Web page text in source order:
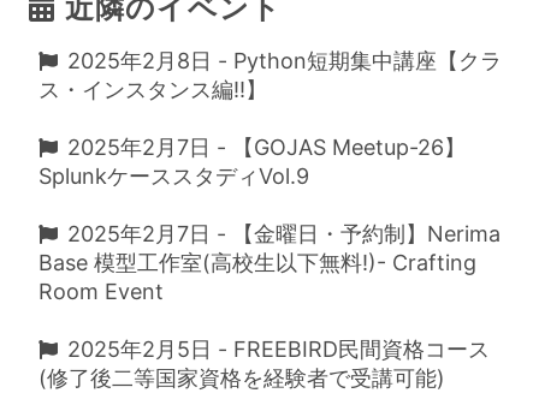
近隣のイベント
2025年2月8日 - Python短期集中講座【クラ
ス・インスタンス編!!】
2025年2月7日 - 【GOJAS Meetup-26】
SplunkケーススタディVol.9
2025年2月7日 - 【金曜日・予約制】Nerima
Base 模型工作室(高校生以下無料!)- Crafting
Room Event
2025年2月5日 - FREEBIRD民間資格コース
(修了後二等国家資格を経験者で受講可能)